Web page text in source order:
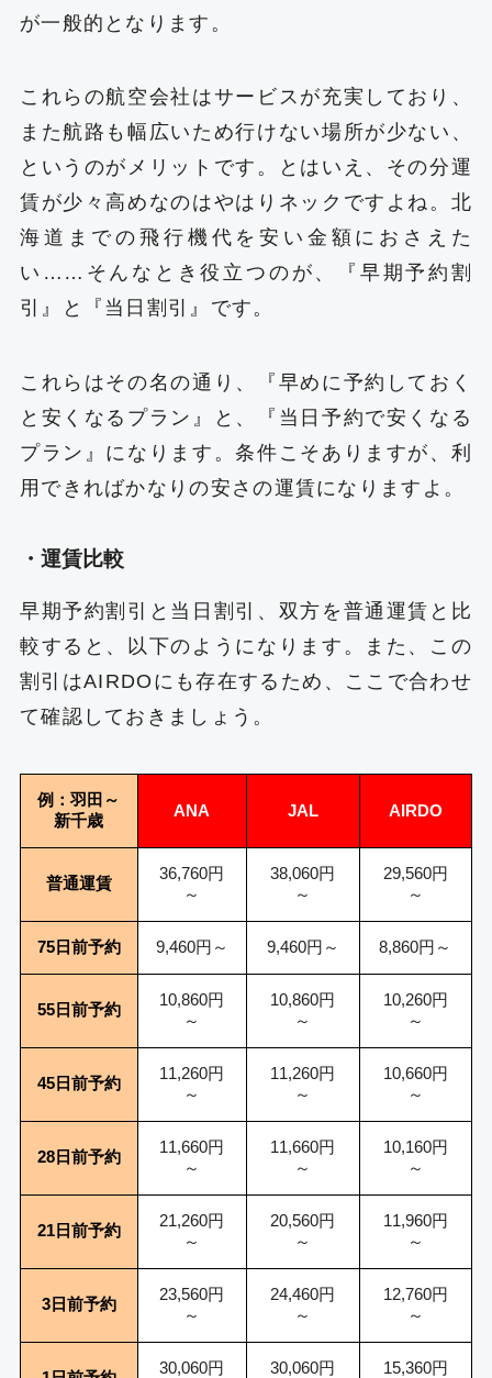
が一般的となります。
これらの航空会社はサービスが充実しており、
また航路も幅広いため行けない場所が少ない、
というのがメリットです。とはいえ、その分運
賃が少々高めなのはやはりネックですよね。北
海道までの飛行機代を安い金額におさえた
い……そんなとき役立つのが、『早期予約割
引』と『当日割引』です。
これらはその名の通り、『早めに予約しておく
と安くなるプラン』と、『当日予約で安くなる
プラン』になります。条件こそありますが、利
用できればかなりの安さの運賃になりますよ。
・運賃比較
早期予約割引と当日割引、双方を普通運賃と比
較すると、以下のようになります。また、この
割引はAIRDOにも存在するため、ここで合わせ
て確認しておきましょう。
例：羽田～
新千歳
ANA JAL AIRDO
普通運賃
36,760円
～
38,060円
～
29,560円
～
75日前予約 9,460円～ 9,460円～ 8,860円～
55日前予約
10,860円
～
10,860円
～
10,260円
～
45日前予約
11,260円
～
11,260円
～
10,660円
～
28日前予約
11,660円
～
11,660円
～
10,160円
～
21日前予約
21,260円
～
20,560円
～
11,960円
～
3日前予約
23,560円
～
24,460円
～
12,760円
～
30,060円 30,060円 15,360円